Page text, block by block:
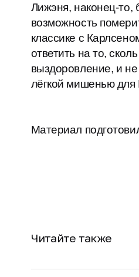
Лижэня, наконец-то,
возможность
классике с
ответить на то,
выздоровление, и не
лёгкой мишенью для
Материал
Читайте также